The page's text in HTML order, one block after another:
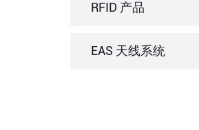
RFID 产品
EAS 天线系统